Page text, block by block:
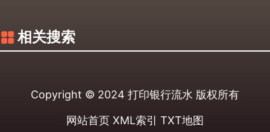
相关搜索
Copyright © 2024 打印银行流水 版权所有
网站首页 XML索引 TXT地图